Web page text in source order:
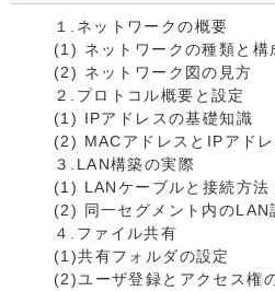
１.ネットワークの概要
(1) ネットワークの種類と構
(2) ネットワーク図の見方
２.プロトコル概要と設定
(1) IPアドレスの基礎知識
(2) MACアドレスとIPアド
３.LAN構築の実際
(1) LANケーブルと接続方法
(2) 同一セグメント内のLAN
４.ファイル共有
(1)共有フォルダの設定
(2)ユーザ登録とアクセス権